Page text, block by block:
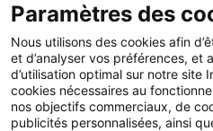
Facebook
Paramètres des
Nous utilisons des cookies afin
et d’analyser vos préférences, et
d’utilisation optimal sur notre site
cookies nécessaires au
nos objectifs commerciaux, de
publicités personnalisées, ainsi